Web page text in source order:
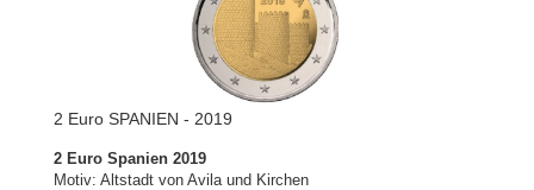
2 Euro SPANIEN - 2019
2 Euro Spanien 2019
Motiv: Altstadt von Avila und Kirchen